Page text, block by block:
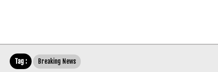
Tag : Breaking News